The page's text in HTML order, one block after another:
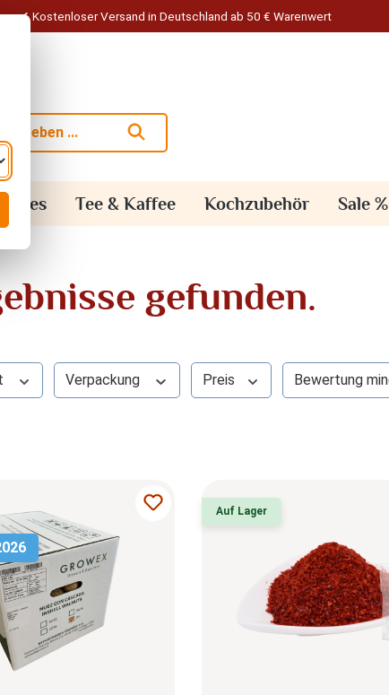
Kostenloser Versand in Deutschland ab 50 € Warenwert
Tee & Kaffee Kochzubehör Sale %
gefunden.
Verpackung Preis Bewertung
Auf Lager